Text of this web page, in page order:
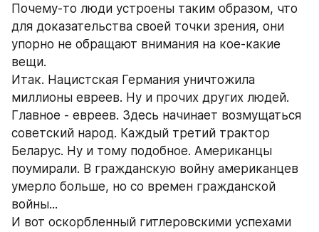
Почему-то люди устроены таким образом, что
для доказательства своей точки зрения, они
упорно не обращают внимания на кое-какие
вещи.
Итак. Нацистская Германия уничтожила
миллионы евреев. Ну и прочих других людей.
Главное - евреев. Здесь начинает возмущаться
советский народ. Каждый третий трактор
Беларус. Ну и тому подобное. Американцы
поумирали. В гражданскую войну американцев
умерло больше, но со времен гражданской
войны...
И вот оскорбленный гитлеровскими успехами